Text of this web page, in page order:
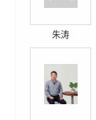
朱涛